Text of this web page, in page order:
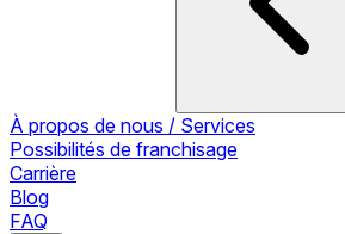
À propos de nous / Services
Possibilités de franchisage
Carrière
Blog
FAQ